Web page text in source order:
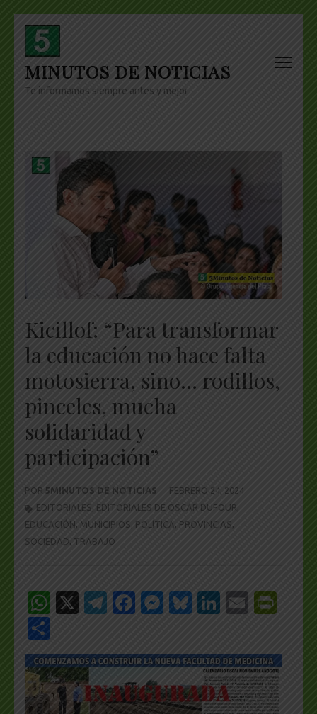
Skip
content
(Press
Enter)
MINUTOS DE NOTICIAS
Te informamos siempre antes y mejor
Kicillof: “Para transformar
la educación no hace falta
motosierra, sino… rodillos,
pinceles, mucha
solidaridad y
participación”
POR 5MINUTOS DE NOTICIAS
FEBRERO 24, 2024
EDITORIALES, EDITORIALES DE OSCAR DUFOUR,
EDUCACIÓN, MUNICIPIOS POLÍTICA , PROVINCIAS ,
SOCIEDAD , TRABAJO
WhatsApp
X Telegram
Facebook
Messenger
Bluesky
LinkedIn
Email